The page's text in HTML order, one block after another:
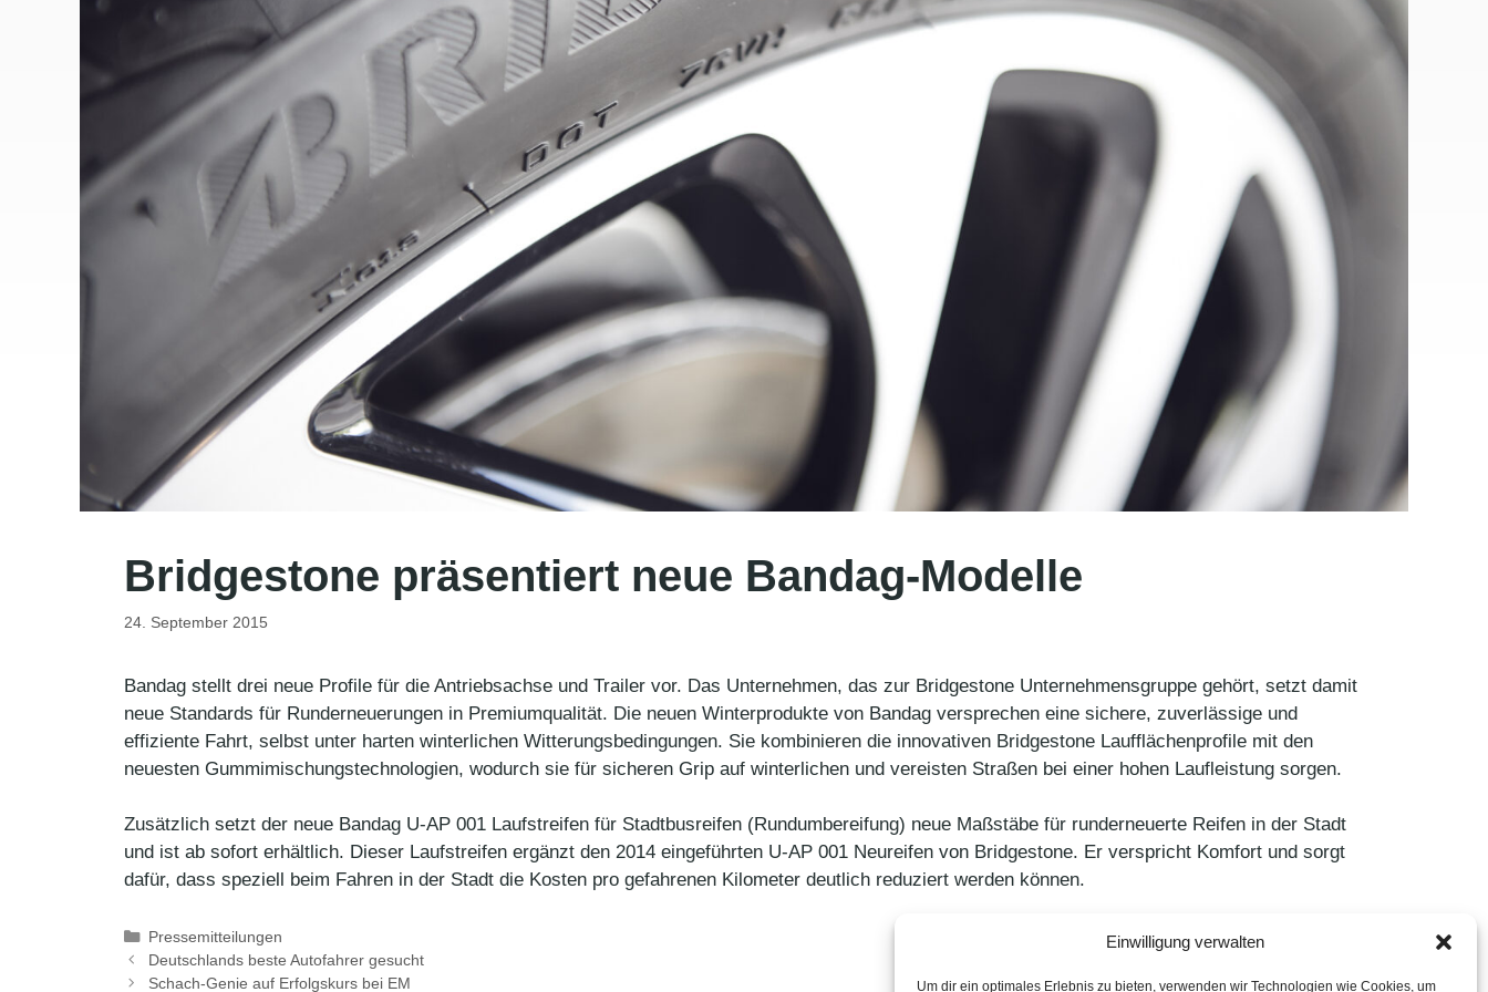
Einwilligung verwalten
Um dir ein optimales Erlebnis zu bieten, verwenden wir Technologien wie Cookies, um
Bridgestone präsentiert neue Bandag-Modelle
24. September 2015
Bandag stellt drei neue Profile für die Antriebsachse und Trailer vor. Das Unternehmen, das zur Bridgestone Unternehmensgruppe gehört, setzt damit
neue Standards für Runderneuerungen in Premiumqualität. Die neuen Winterprodukte von Bandag versprechen eine sichere, zuverlässige und
effiziente Fahrt, selbst unter harten winterlichen Witterungsbedingungen. Sie kombinieren die innovativen Bridgestone Laufflächenprofile mit den
neuesten Gummimischungstechnologien, wodurch sie für sicheren Grip auf winterlichen und vereisten Straßen bei einer hohen Laufleistung sorgen.
Zusätzlich setzt der neue Bandag U-AP 001 Laufstreifen für Stadtbusreifen (Rundumbereifung) neue Maßstäbe für runderneuerte Reifen in der Stadt
und ist ab sofort erhältlich. Dieser Laufstreifen ergänzt den 2014 eingeführten U-AP 001 Neureifen von Bridgestone. Er verspricht Komfort und sorgt
dafür, dass speziell beim Fahren in der Stadt die Kosten pro gefahrenen Kilometer deutlich reduziert werden können.
Kategorien
Pressemitteilungen
Deutschlands beste Autofahrer gesucht
Schach-Genie auf Erfolgskurs bei EM